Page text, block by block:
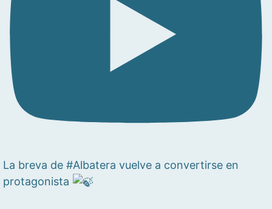
La breva de #Albatera vuelve a convertirse en
protagonista